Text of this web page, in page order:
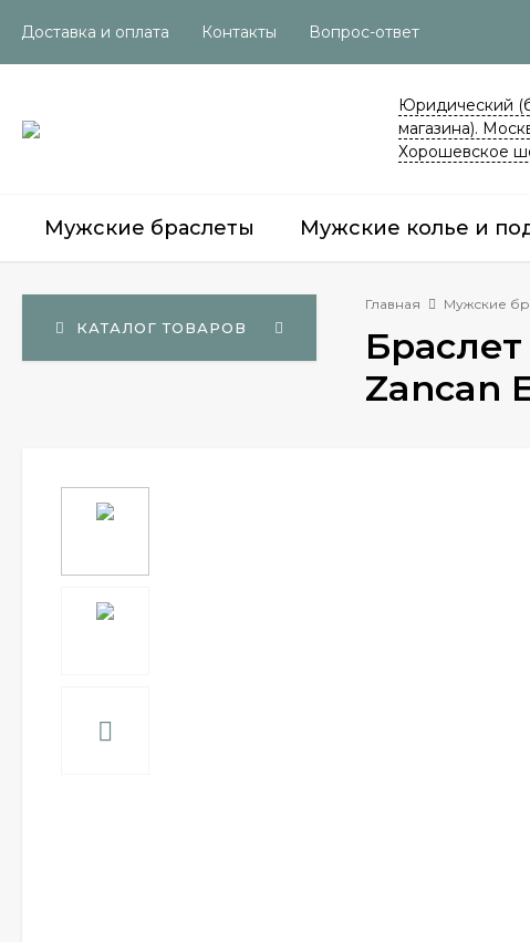
Доставка и оплата Контакты Вопрос-ответ
Юридический
магазина).
Хорошевское
Мужские браслеты Мужские колье и
КАТАЛОГ ТОВАРОВ
Главная Мужские
Zancan